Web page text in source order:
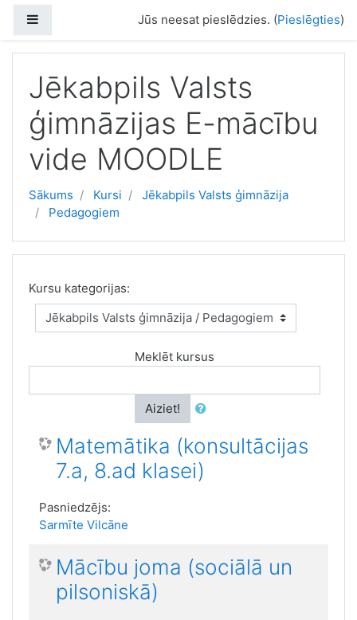
Jūs neesat pieslēdzies. (Pieslēgties)
Jēkabpils Valsts
ģimnāzijas E-mācību
vide MOODLE
Sākums Kursi
Jēkabpils Valsts ģimnāzija
Pedagogiem
Kursu kategorijas:
Meklēt kursus
Aiziet!
Matemātika (konsultācijas
7.a, 8.ad klasei)
Pasniedzējs:
Sarmīte Vilcāne
Mācību joma (sociālā un
pilsoniskā)